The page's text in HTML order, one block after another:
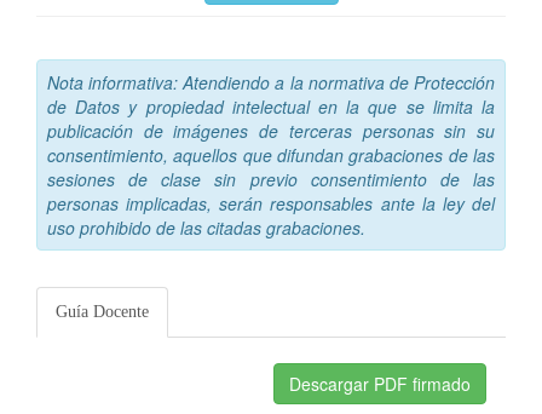
Nota informativa: Atendiendo a la normativa de Protección
de Datos y propiedad intelectual en la que se limita la
publicación de imágenes de terceras personas sin su
consentimiento, aquellos que difundan grabaciones de las
sesiones de clase sin previo consentimiento de las
personas implicadas, serán responsables ante la ley del
uso prohibido de las citadas grabaciones.
Guía Docente
Descargar PDF firmado